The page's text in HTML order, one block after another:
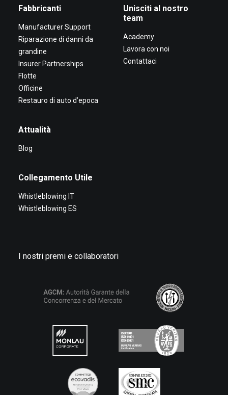
Fabbricanti
Manufacturer Support
Riparazione di danni da
grandine
Insurer Partnerships
Flotte
Officine
Restauro di auto d’epoca
Unisciti al nostro
team
Academy
Lavora con noi
Contattaci
Attualità
Blog
Collegamento Utile
Whistleblowing IT
Whistleblowing ES
I nostri premi e collaboratori